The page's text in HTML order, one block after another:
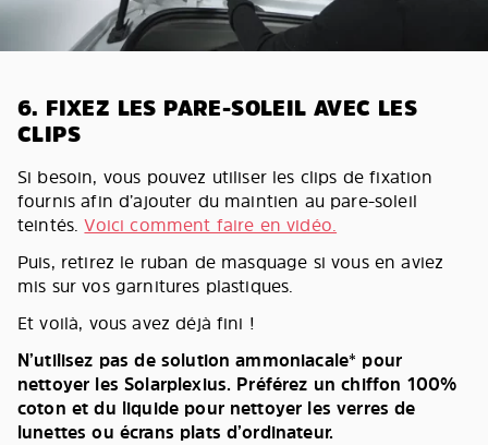
6. FIXEZ LES PARE-SOLEIL AVEC LES
CLIPS
Si besoin, vous pouvez utiliser les clips de fixation
fournis afin d’ajouter du maintien au pare-soleil
teintés.Voici comment faire en vidéo.
Puis, retirez le ruban de masquage si vous en aviez
mis sur vos garnitures plastiques.
Et voilà, vous avez déjà fini !
N’utilisez pas de solution ammoniacale* pour
nettoyer les Solarplexius. Préférez un chiffon 100%
coton et du liquide pour nettoyer les verres de
lunettes ou écrans plats d’ordinateur.